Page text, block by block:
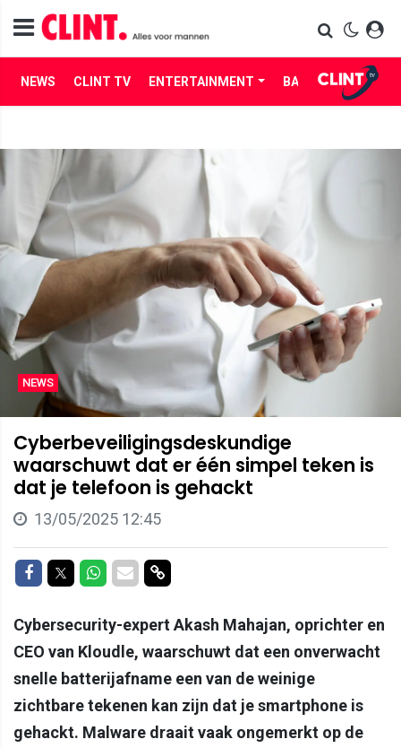
NEWS CLINT TV ENTERTAINMENT BABES LIFE
NEWS
Cyberbeveiligingsdeskundige
waarschuwt dat er één simpel teken is
dat je telefoon is gehackt
13/05/2025 12:45
Delen op Facebook
Delen op Twitter
Delen op Whatsapp
Delen via Mail
Delen via link
Cybersecurity-expert Akash Mahajan, oprichter en
CEO van Kloudle, waarschuwt dat een onverwacht
snelle batterijafname een van de weinige
zichtbare tekenen kan zijn dat je smartphone is
gehackt. Malware draait vaak ongemerkt op de